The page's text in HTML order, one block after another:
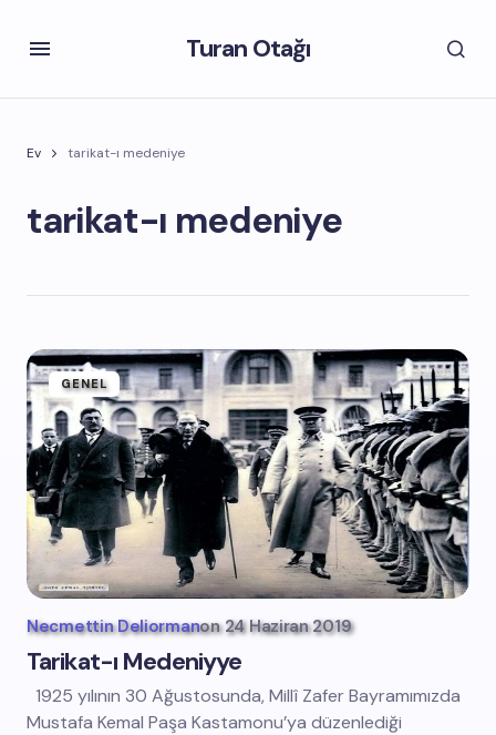
Turan Otağı
Ev tarikat-ı medeniye
tarikat-ı medeniye
GENEL
Necmettin Deliormanon 24 Haziran 2019
Tarikat-ı Medeniyye
1925 yılının 30 Ağustosunda, Millî Zafer Bayramımızda
Mustafa Kemal Paşa Kastamonu’ya düzenlediği